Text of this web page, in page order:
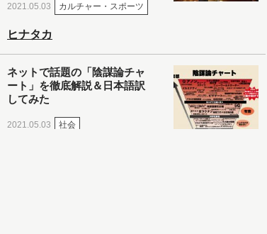
2021.05.03 カルチャー・スポーツ
ヒナタカ
ネットで話題の「陰謀論チャ
ート」を徹底解説＆日本語訳
してみた
2021.05.03 社会